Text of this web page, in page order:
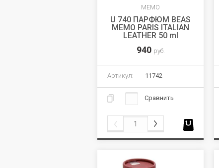
MEMO
U 740 ПАРФЮМ BEAS
MEMO PARIS ITALIAN
LEATHER 50 ml
940 руб.
Артикул: 11742
Сравнить